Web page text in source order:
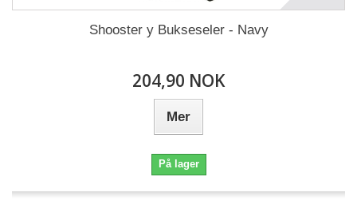
Shooster y Bukseseler - Navy
204,90 NOK
Mer
På lager